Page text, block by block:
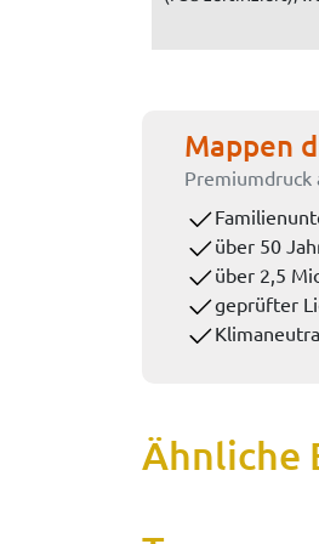
Mappen
Premiumdruck
über 50
über 2,5
geprüfter
Ähnliche